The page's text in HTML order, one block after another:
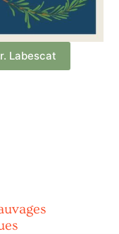
Labescat